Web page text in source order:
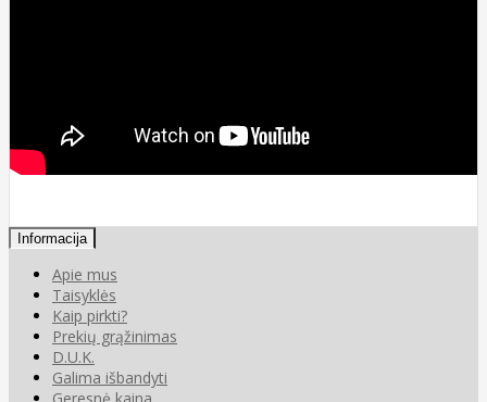
Informacija
Apie mus
Taisyklės
Kaip pirkti?
Prekių grąžinimas
D.U.K.
Galima išbandyti